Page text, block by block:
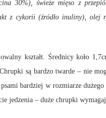
30%), świeże mięso z
z cykorii (źródło inuliny), olej
kształt. Średnicy koło
są bardzo twarde – nie
bardziej w rozmiarze
jedzenia – duże chrupki